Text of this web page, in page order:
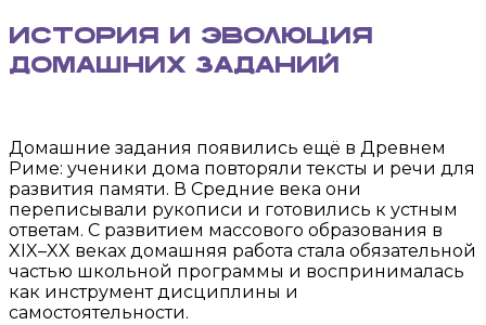
История и эволюция
домашних заданий
Домашние задания появились ещё в Древнем
Риме: ученики дома повторяли тексты и речи для
развития памяти. В Средние века они
переписывали рукописи и готовились к устным
ответам. С развитием массового образования в
XIX–XX веках домашняя работа стала обязательной
частью школьной программы и воспринималась
как инструмент дисциплины и
самостоятельности.